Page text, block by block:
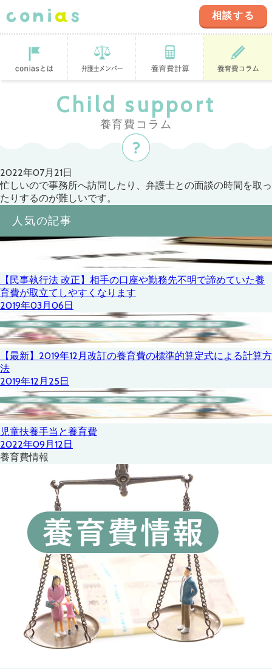
ール
相談する
Child support
養育費コラム
2022年07月21日
忙しいので事務所へ訪問したり、弁護士との面談の時間を取っ
たりするのが難しいです。
人気の記事
【民事執行法 改正】相手の口座や勤務先不明で諦めていた養
育費が取立てしやすくなります
2019年03月06日
【最新】2019年12月改訂の養育費の標準的算定式による計算方
法
2019年12月25日
児童扶養手当と養育費
2022年09月12日
養育費情報